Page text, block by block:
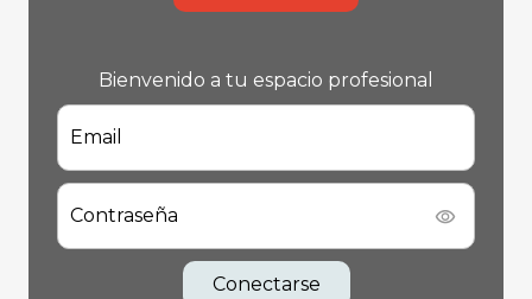
Bienvenido a tu espacio profesional
Email
Contraseña
Conectarse